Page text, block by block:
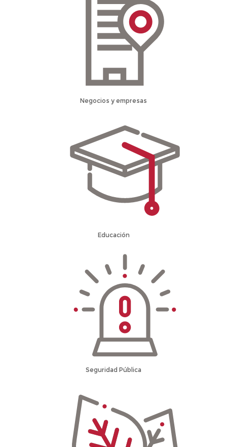
Negocios y empresas
Educación
Seguridad Pública